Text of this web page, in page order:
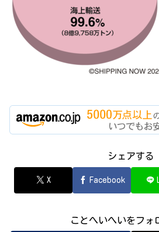
シェアする
X Facebook
ことへいへいをフォ